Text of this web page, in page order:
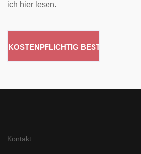
ich hier lesen.
Kontakt